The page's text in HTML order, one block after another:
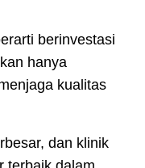
berinvestasi
hanya
kualitas
dan klinik